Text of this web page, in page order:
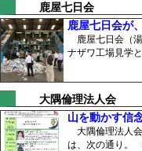
鹿屋七日会
鹿屋七日会が
鹿屋七日会（
ナザワ工場見学
大隅倫理法人会
山を動かす信
大隅倫理法人
は、次の通り